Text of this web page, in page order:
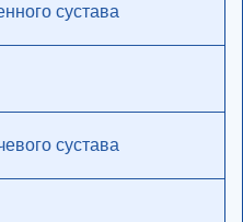
сустава
сустава